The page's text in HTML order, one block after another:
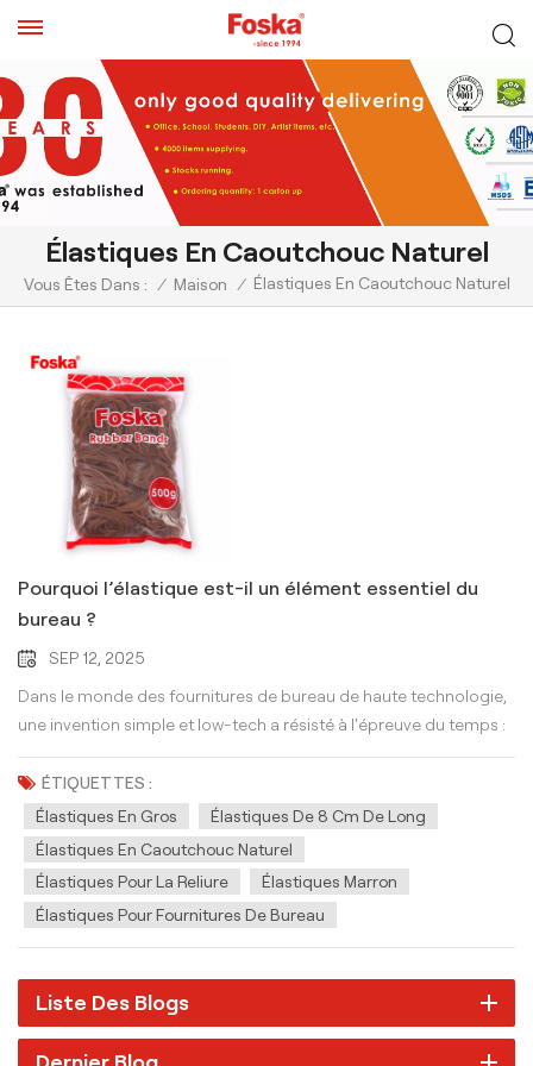
Élastiques En Caoutchouc Naturel
Vous Êtes Dans : / Maison / Élastiques En Caoutchouc Naturel
Pourquoi l’élastique est-il un élément essentiel du
bureau ?
SEP 12, 2025
Dans le monde des fournitures de bureau de haute technologie,
une invention simple et low-tech a résisté à l'épreuve du temps :
le ÉlastiqueCette boucle élastique discrète est un outil de travail
silencieux, symbole de praticité et véritable héros méconnu de
l'organisation. Sa popularité durable témoigne de sa conception
parfaite. De quoi est fait un élastique ? La grande majorité des
traditions élastiques marron sont fabriqués à partir de latex de
caoutchouc naturel, qui est un liquide laiteux récolté sur les
hévéas. Certains bracelets modernes sont fabriqués à partir
d'élastomères synthétiques comme le polyisoprène synthétique
ou le monomère d'éthylène propylène diène (EPDM), en
particulier pour les applications nécessitant une plus grande
résistance à la lumière du soleil et aux changements de
ÉTIQUETTES :
Élastiques En Gros
Élastiques De 8 Cm De Long
Élastiques En Caoutchouc Naturel
Élastiques Pour La Reliure
Élastiques Marron
Élastiques Pour Fournitures De Bureau
Liste Des Blogs